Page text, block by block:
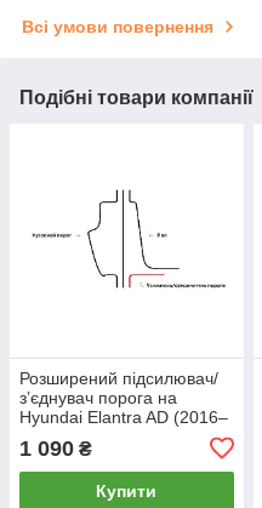
Всі умови повернення
Подібні товари компанії
Розширений підсилювач/
зʼєднувач порога на
Hyundai Elantra AD (2016–
1 090 ₴
Купити